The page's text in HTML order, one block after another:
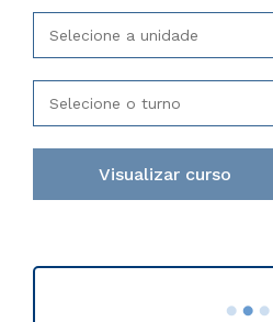
Selecione a unidade
Selecione o turno
Visualizar curso